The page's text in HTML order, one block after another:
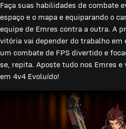
Faça suas habilidades de combate
espaço e o mapa e equiparando o
equipe de Emres contra a outra. A
vitória vai depender do trabalho em
um combate de FPS divertido e
se, repita. Aposte tudo nos Emres e
em 4v4 Evoluído!